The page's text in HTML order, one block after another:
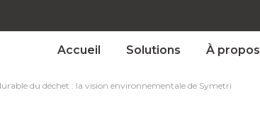
Accueil Solutions À propos
du déchet : la vision environnementale de Symetri